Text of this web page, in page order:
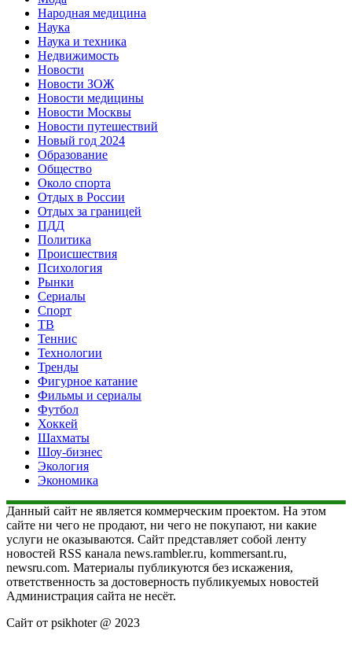
Народная медицина
Наука
Наука и техника
Недвижимость
Новости
Новости ЗОЖ
Новости медицины
Новости Москвы
Новости путешествий
Новый год 2024
Образование
Общество
Около спорта
Отдых в России
Отдых за границей
ПДД
Политика
Происшествия
Психология
Рынки
Сериалы
Спорт
ТВ
Теннис
Технологии
Тренды
Фигурное катание
Фильмы и сериалы
Футбол
Хоккей
Шахматы
Шоу-бизнес
Экология
Экономика
Данный сайт не является коммерческим проектом. На этом
сайте ни чего не продают, ни чего не покупают, ни какие
услуги не оказываются. Сайт представляет собой ленту
новостей RSS канала news.rambler.ru, kommersant.ru,
newsru.com. Материалы публикуются без искажения,
ответственность за достоверность публикуемых новостей
Администрация сайта не несёт.
Сайт от psikhoter @ 2023